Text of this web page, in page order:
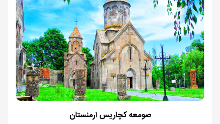
صومعه کچاریس ارمنستان